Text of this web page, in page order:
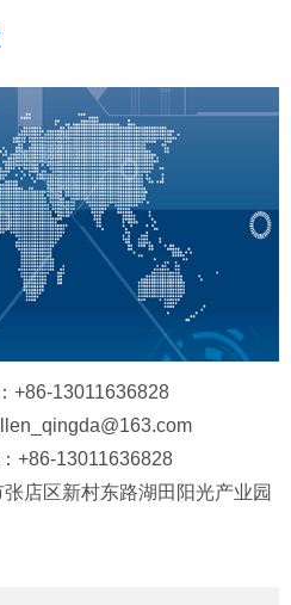
+86-13011636828
+86-13011636828
店区新村东路湖田阳光产业园